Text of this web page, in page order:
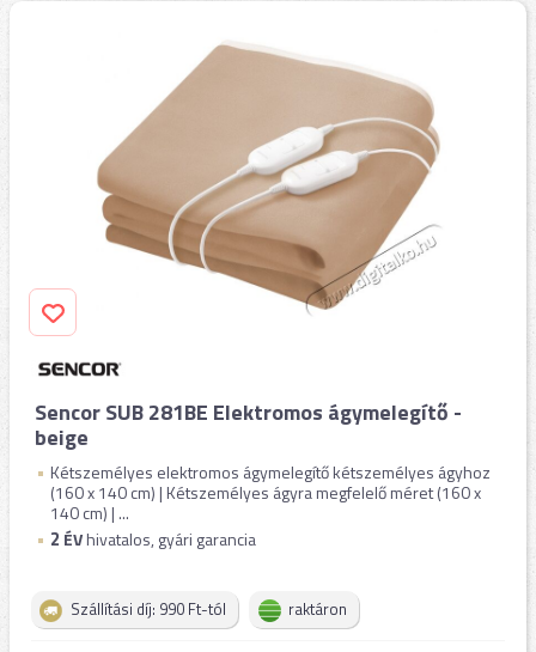
Sencor SUB 281BE Elektromos ágymelegítő -
beige
Kétszemélyes elektromos ágymelegítő kétszemélyes ágyhoz
(160 x 140 cm) | Kétszemélyes ágyra megfelelő méret (160 x
140 cm) | ...
2 ÉVhivatalos, gyári garancia
Szállítási díj: 990 Ft-tól raktáron